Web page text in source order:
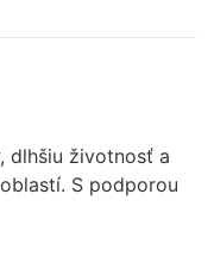
dlhšiu životnosť a
S podporou